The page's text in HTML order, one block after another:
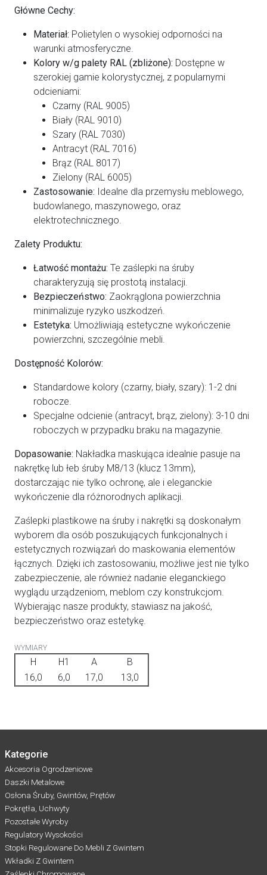
Główne Cechy:
Materiał: Polietylen o wysokiej odporności na
warunki atmosferyczne.
Kolory w/g palety RAL (zbliżone): Dostępne w
szerokiej gamie kolorystycznej, z popularnymi
odcieniami:
Czarny (RAL 9005)
Biały (RAL 9010)
Szary (RAL 7030)
Antracyt (RAL 7016)
Brąz (RAL 8017)
Zielony (RAL 6005)
Zastosowanie: Idealne dla przemysłu meblowego,
budowlanego, maszynowego, oraz
elektrotechnicznego.
Zalety Produktu:
Łatwość montażu: Te zaślepki na śruby
charakteryzują się prostotą instalacji.
Bezpieczeństwo: Zaokrąglona powierzchnia
minimalizuje ryzyko uszkodzeń.
Estetyka: Umożliwiają estetyczne wykończenie
powierzchni, szczególnie mebli.
Dostępność Kolorów:
Standardowe kolory (czarny, biały, szary): 1-2 dni
robocze.
Specjalne odcienie (antracyt, brąz, zielony): 3-10 dni
roboczych w przypadku braku na magazynie.
Dopasowanie: Nakładka maskująca idealnie pasuje na
nakrętkę lub łeb śruby M8/13 (klucz 13mm),
dostarczając nie tylko ochronę, ale i eleganckie
wykończenie dla różnorodnych aplikacji.
Zaślepki plastikowe na śruby i nakrętki są doskonałym
wyborem dla osób poszukujących funkcjonalnych i
estetycznych rozwiązań do maskowania elementów
łącznych. Dzięki ich zastosowaniu, możliwe jest nie tylko
zabezpieczenie, ale również nadanie eleganckiego
wyglądu urządzeniom, meblom czy konstrukcjom.
Wybierając nasze produkty, stawiasz na jakość,
bezpieczeństwo oraz estetykę.
WYMIARY
H H1 A
B
16,0
6,0 17,0 13,0
Kategorie
Akcesoria Ogrodzeniowe
Daszki Metalowe
Osłona Śruby, Gwintów, Prętów
Pokrętła, Uchwyty
Pozostałe Wyroby
Regulatory Wysokości
Stopki Regulowane Do Mebli Z Gwintem
Wkładki Z Gwintem